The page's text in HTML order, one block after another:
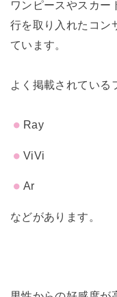
ワンピースやスカー
行を取り入れたコン
ています。
よく掲載されている
Ray
ViVi
Ar
などがあります。